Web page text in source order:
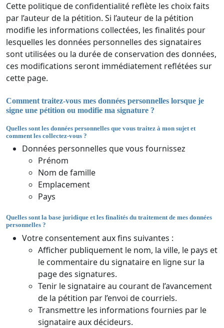
Cette politique de confidentialité reflète les choix faits
par l’auteur de la pétition. Si l’auteur de la pétition
modifie les informations collectées, les finalités pour
lesquelles les données personnelles des signataires
sont utilisées ou la durée de conservation des données,
ces modifications seront immédiatement reflétées sur
cette page.
Comment traitez-vous mes données personnelles lorsque je
signe une pétition ou modifie ma signature ?
Quelles sont les données personnelles que vous traitez à mon sujet et
comment les collectez-vous ?
Données personnelles que vous fournissez
Prénom
Nom de famille
Emplacement
Pays
Quelles sont la base juridique et les finalités du traitement de mes données
personnelles ?
Votre consentement aux fins suivantes :
Afficher publiquement le nom, la ville, le pays et
le commentaire du signataire en ligne sur la
page des signatures.
Tenir le signataire au courant de l’avancement
de la pétition par l’envoi de courriels.
Transmettre les informations fournies par le
signataire aux décideurs.